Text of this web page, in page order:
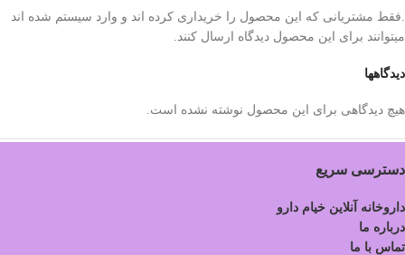
دیدگاهها
هیچ دیدگاهی برای این محصول نوشته نشده است.
.فقط مشتریانی که این محصول را خریداری کرده اند و وارد سیستم شده اند
میتوانند برای این محصول دیدگاه ارسال کنند.
دسترسی سریع
داروخانه آنلاین خیام دارو
درباره ما
تماس با ما